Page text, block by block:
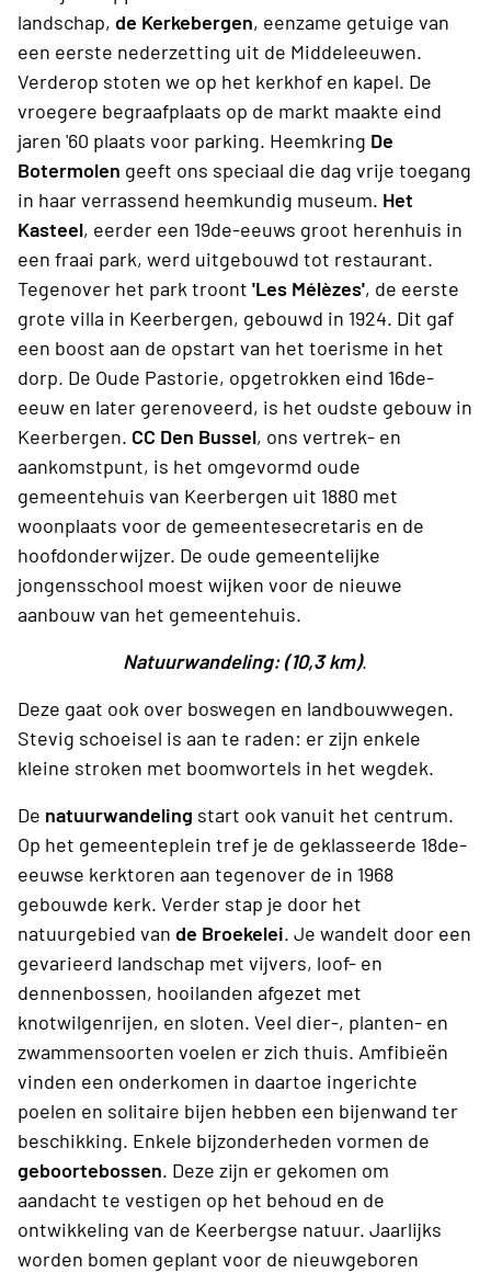
landschap, de Kerkebergen, eenzame getuige van
een eerste nederzetting uit de Middeleeuwen.
Verderop stoten we op het kerkhof en kapel. De
vroegere begraafplaats op de markt maakte eind
jaren '60 plaats voor parking. Heemkring De
Botermolen geeft ons speciaal die dag vrije toegang
in haar verrassend heemkundig museum. Het
Kasteel, eerder een 19de-eeuws groot herenhuis in
een fraai park, werd uitgebouwd tot restaurant.
Tegenover het park troont 'Les Mélèzes', de eerste
grote villa in Keerbergen, gebouwd in 1924. Dit gaf
een boost aan de opstart van het toerisme in het
dorp. De Oude Pastorie, opgetrokken eind 16de-
eeuw en later gerenoveerd, is het oudste gebouw in
Keerbergen. CC Den Bussel, ons vertrek- en
aankomstpunt, is het omgevormd oude
gemeentehuis van Keerbergen uit 1880 met
woonplaats voor de gemeentesecretaris en de
hoofdonderwijzer. De oude gemeentelijke
jongensschool moest wijken voor de nieuwe
aanbouw van het gemeentehuis.
Natuurwandeling: (10,3 km).
Deze gaat ook over boswegen en landbouwwegen.
Stevig schoeisel is aan te raden: er zijn enkele
kleine stroken met boomwortels in het wegdek.
De natuurwandeling start ook vanuit het centrum.
Op het gemeenteplein tref je de geklasseerde 18de-
eeuwse kerktoren aan tegenover de in 1968
gebouwde kerk. Verder stap je door het
natuurgebied van de Broekelei. Je wandelt door een
gevarieerd landschap met vijvers, loof- en
dennenbossen, hooilanden afgezet met
knotwilgenrijen, en sloten. Veel dier-, planten- en
zwammensoorten voelen er zich thuis. Amfibieën
vinden een onderkomen in daartoe ingerichte
poelen en solitaire bijen hebben een bijenwand ter
beschikking. Enkele bijzonderheden vormen de
geboortebossen. Deze zijn er gekomen om
aandacht te vestigen op het behoud en de
ontwikkeling van de Keerbergse natuur. Jaarlijks
worden bomen geplant voor de nieuwgeboren